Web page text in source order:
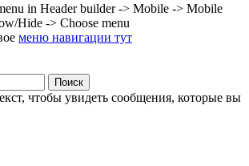
in Header builder -> Mobile -> Mobile
Hide -> Choose menu
меню навигации тут
Поиск
чтобы увидеть сообщения, которые вы